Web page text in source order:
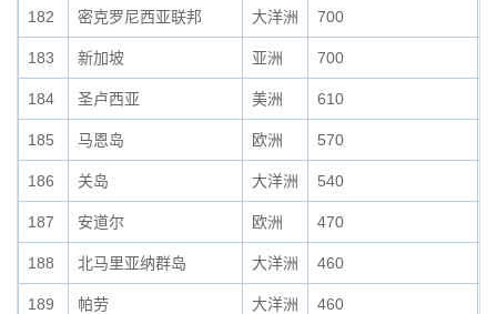
182 密克罗尼西亚联邦 大洋洲 700
183 新加坡 亚洲 700
184 圣卢西亚 美洲 610
185 马恩岛 欧洲 570
186 关岛 大洋洲 540
187 安道尔 欧洲 470
188 北马里亚纳群岛 大洋洲 460
189 帕劳 大洋洲 460